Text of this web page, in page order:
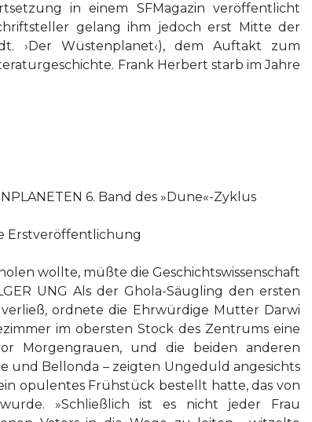
in einem SFMagazin veröffentlicht
gelang ihm jedoch erst Mitte der
›Der Wüstenplanet‹), dem Auftakt zum
Frank Herbert starb im Jahre
6. Band des »Dune«-Zyklus
Erstveröffentlichung
wollte, müßte die Geschichtswissenschaft
UNG Als der Ghola-Säugling den ersten
ordnete die Ehrwürdige Mutter Darwi
im obersten Stock des Zentrums eine
Morgengrauen, und die beiden anderen
und Bellonda – zeigten Ungeduld angesichts
opulentes Frühstück bestellt hatte, das von
»Schließlich ist es nicht jeder Frau